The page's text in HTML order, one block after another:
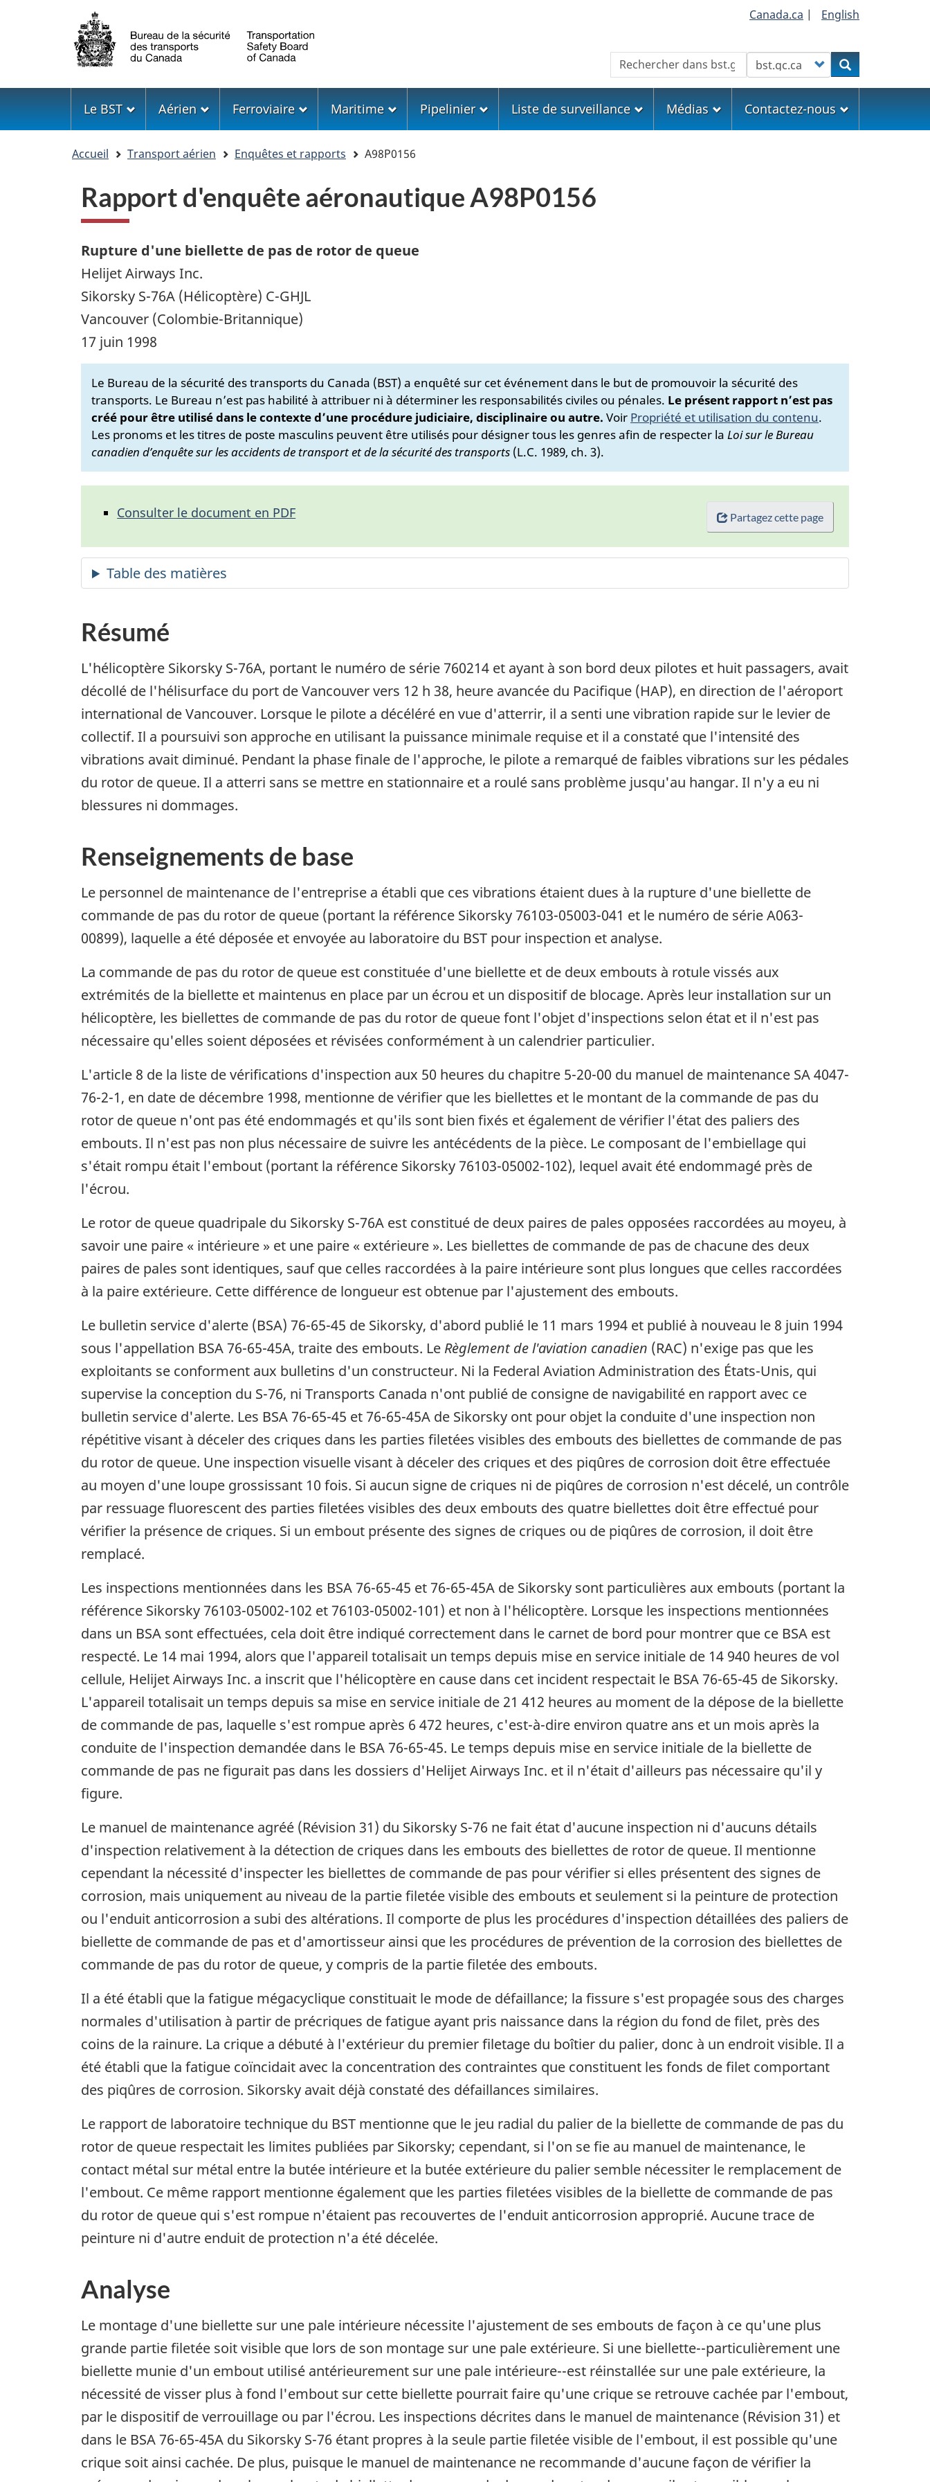
Sélection
de
la
langue
Canada.ca | English
Rechercher Customize your searchRechercher
Menu
Le BST Aérien Ferroviaire Maritime Pipelinier Liste de surveillance Médias Contactez-nous
Accueil Transport aérien Enquêtes et rapports A98P0156
Rapport d'enquête aéronautique A98P0156
Rupture d'une biellette de pas de rotor de queue
Helijet Airways Inc.
Sikorsky S-76A (Hélicoptère) C-GHJL
Vancouver (Colombie-Britannique)
17 juin 1998
Le Bureau de la sécurité des transports du Canada (BST) a enquêté sur cet événement dans le but de promouvoir la sécurité des
transports. Le Bureau n’est pas habilité à attribuer ni à déterminer les responsabilités civiles ou pénales. Le présent rapport n’est pas
créé pour être utilisé dans le contexte d’une procédure judiciaire, disciplinaire ou autre. Voir Propriété et utilisation du contenu.
Les pronoms et les titres de poste masculins peuvent être utilisés pour désigner tous les genres afin de respecter la Loi sur le Bureau
canadien d’enquête sur les accidents de transport et de la sécurité des transports (L.C. 1989, ch. 3).
Partagez cette page
Consulter le document en PDF
Résumé
L'hélicoptère Sikorsky S-76A, portant le numéro de série 760214 et ayant à son bord deux pilotes et huit passagers, avait
décollé de l'hélisurface du port de Vancouver vers 12 h 38, heure avancée du Pacifique (HAP), en direction de l'aéroport
international de Vancouver. Lorsque le pilote a décéléré en vue d'atterrir, il a senti une vibration rapide sur le levier de
collectif. Il a poursuivi son approche en utilisant la puissance minimale requise et il a constaté que l'intensité des
vibrations avait diminué. Pendant la phase finale de l'approche, le pilote a remarqué de faibles vibrations sur les pédales
du rotor de queue. Il a atterri sans se mettre en stationnaire et a roulé sans problème jusqu'au hangar. Il n'y a eu ni
blessures ni dommages.
Renseignements de base
Le personnel de maintenance de l'entreprise a établi que ces vibrations étaient dues à la rupture d'une biellette de
commande de pas du rotor de queue (portant la référence Sikorsky 76103-05003-041 et le numéro de série A063-
00899), laquelle a été déposée et envoyée au laboratoire du BST pour inspection et analyse.
La commande de pas du rotor de queue est constituée d'une biellette et de deux embouts à rotule vissés aux
extrémités de la biellette et maintenus en place par un écrou et un dispositif de blocage. Après leur installation sur un
hélicoptère, les biellettes de commande de pas du rotor de queue font l'objet d'inspections selon état et il n'est pas
nécessaire qu'elles soient déposées et révisées conformément à un calendrier particulier.
L'article 8 de la liste de vérifications d'inspection aux 50 heures du chapitre 5-20-00 du manuel de maintenance SA 4047-
76-2-1, en date de décembre 1998, mentionne de vérifier que les biellettes et le montant de la commande de pas du
rotor de queue n'ont pas été endommagés et qu'ils sont bien fixés et également de vérifier l'état des paliers des
embouts. Il n'est pas non plus nécessaire de suivre les antécédents de la pièce. Le composant de l'embiellage qui
s'était rompu était l'embout (portant la référence Sikorsky 76103-05002-102), lequel avait été endommagé près de
l'écrou.
Le rotor de queue quadripale du Sikorsky S-76A est constitué de deux paires de pales opposées raccordées au moyeu, à
savoir une paire « intérieure » et une paire « extérieure ». Les biellettes de commande de pas de chacune des deux
paires de pales sont identiques, sauf que celles raccordées à la paire intérieure sont plus longues que celles raccordées
à la paire extérieure. Cette différence de longueur est obtenue par l'ajustement des embouts.
Le bulletin service d'alerte (BSA) 76-65-45 de Sikorsky, d'abord publié le 11 mars 1994 et publié à nouveau le 8 juin 1994
sous l'appellation BSA 76-65-45A, traite des embouts. Le Règlement de l'aviation canadien (RAC) n'exige pas que les
exploitants se conforment aux bulletins d'un constructeur. Ni la Federal Aviation Administration des États-Unis, qui
supervise la conception du S-76, ni Transports Canada n'ont publié de consigne de navigabilité en rapport avec ce
bulletin service d'alerte. Les BSA 76-65-45 et 76-65-45A de Sikorsky ont pour objet la conduite d'une inspection non
répétitive visant à déceler des criques dans les parties filetées visibles des embouts des biellettes de commande de pas
du rotor de queue. Une inspection visuelle visant à déceler des criques et des piqûres de corrosion doit être effectuée
au moyen d'une loupe grossissant 10 fois. Si aucun signe de criques ni de piqûres de corrosion n'est décelé, un contrôle
par ressuage fluorescent des parties filetées visibles des deux embouts des quatre biellettes doit être effectué pour
vérifier la présence de criques. Si un embout présente des signes de criques ou de piqûres de corrosion, il doit être
remplacé.
Les inspections mentionnées dans les BSA 76-65-45 et 76-65-45A de Sikorsky sont particulières aux embouts (portant la
référence Sikorsky 76103-05002-102 et 76103-05002-101) et non à l'hélicoptère. Lorsque les inspections mentionnées
dans un BSA sont effectuées, cela doit être indiqué correctement dans le carnet de bord pour montrer que ce BSA est
respecté. Le 14 mai 1994, alors que l'appareil totalisait un temps depuis mise en service initiale de 14 940 heures de vol
cellule, Helijet Airways Inc. a inscrit que l'hélicoptère en cause dans cet incident respectait le BSA 76-65-45 de Sikorsky.
L'appareil totalisait un temps depuis sa mise en service initiale de 21 412 heures au moment de la dépose de la biellette
de commande de pas, laquelle s'est rompue après 6 472 heures, c'est-à-dire environ quatre ans et un mois après la
conduite de l'inspection demandée dans le BSA 76-65-45. Le temps depuis mise en service initiale de la biellette de
commande de pas ne figurait pas dans les dossiers d'Helijet Airways Inc. et il n'était d'ailleurs pas nécessaire qu'il y
figure.
Le manuel de maintenance agréé (Révision 31) du Sikorsky S-76 ne fait état d'aucune inspection ni d'aucuns détails
d'inspection relativement à la détection de criques dans les embouts des biellettes de rotor de queue. Il mentionne
cependant la nécessité d'inspecter les biellettes de commande de pas pour vérifier si elles présentent des signes de
corrosion, mais uniquement au niveau de la partie filetée visible des embouts et seulement si la peinture de protection
ou l'enduit anticorrosion a subi des altérations. Il comporte de plus les procédures d'inspection détaillées des paliers de
biellette de commande de pas et d'amortisseur ainsi que les procédures de prévention de la corrosion des biellettes de
commande de pas du rotor de queue, y compris de la partie filetée des embouts.
Il a été établi que la fatigue mégacyclique constituait le mode de défaillance; la fissure s'est propagée sous des charges
normales d'utilisation à partir de précriques de fatigue ayant pris naissance dans la région du fond de filet, près des
coins de la rainure. La crique a débuté à l'extérieur du premier filetage du boîtier du palier, donc à un endroit visible. Il a
été établi que la fatigue coïncidait avec la concentration des contraintes que constituent les fonds de filet comportant
des piqûres de corrosion. Sikorsky avait déjà constaté des défaillances similaires.
Le rapport de laboratoire technique du BST mentionne que le jeu radial du palier de la biellette de commande de pas du
rotor de queue respectait les limites publiées par Sikorsky; cependant, si l'on se fie au manuel de maintenance, le
contact métal sur métal entre la butée intérieure et la butée extérieure du palier semble nécessiter le remplacement de
l'embout. Ce même rapport mentionne également que les parties filetées visibles de la biellette de commande de pas
du rotor de queue qui s'est rompue n'étaient pas recouvertes de l'enduit anticorrosion approprié. Aucune trace de
peinture ni d'autre enduit de protection n'a été décelée.
Analyse
Le montage d'une biellette sur une pale intérieure nécessite l'ajustement de ses embouts de façon à ce qu'une plus
grande partie filetée soit visible que lors de son montage sur une pale extérieure. Si une biellette--particulièrement une
biellette munie d'un embout utilisé antérieurement sur une pale intérieure--est réinstallée sur une pale extérieure, la
nécessité de visser plus à fond l'embout sur cette biellette pourrait faire qu'une crique se retrouve cachée par l'embout,
par le dispositif de verrouillage ou par l'écrou. Les inspections décrites dans le manuel de maintenance (Révision 31) et
dans le BSA 76-65-45A du Sikorsky S-76 étant propres à la seule partie filetée visible de l'embout, il est possible qu'une
crique soit ainsi cachée. De plus, puisque le manuel de maintenance ne recommande d'aucune façon de vérifier la